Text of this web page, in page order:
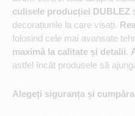
culisele producției DUBLEZ
decorațiunile la care visați.
folosind cele mai avansate
maximă la calitate și detalii.
astfel încât produsele să
Alegeți siguranța și